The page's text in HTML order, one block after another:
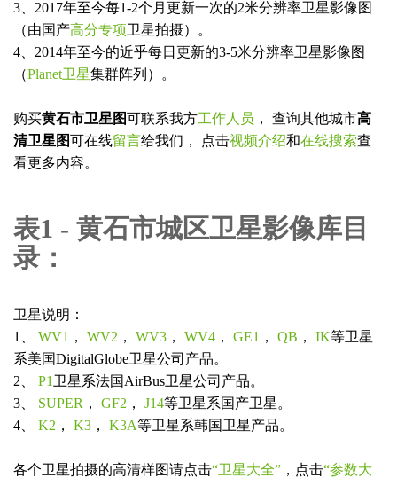
3、2017年至今每1-2个月更新一次的2米分辨率卫星影像图
（由国产高分专项卫星拍摄）。
4、2014年至今的近乎每日更新的3-5米分辨率卫星影像图
（Planet卫星集群阵列）。
购买黄石市卫星图可联系我方工作人员 ， 查询其他城市高
清卫星图可在线留言给我们， 点击视频介绍和在线搜索查
看更多内容。
表1 - 黄石市城区卫星影像库目
录：
卫星说明：
1、 WV1 ， WV2 ， WV3 ， WV4 ， GE1 ， QB ， IK等卫星
系美国DigitalGlobe卫星公司产品。
2、 P1 卫星系法国AirBus卫星公司产品。
3、 SUPER ， GF2 ， J14等卫星系国产卫星。
4、 K2 ， K3 ， K3A等卫星系韩国卫星产品。
各个卫星拍摄的高清样图请点击“卫星大全” ，点击“参数大